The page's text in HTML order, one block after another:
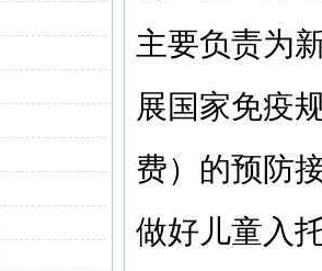
主要负责为
展国家免疫
费）的预防
做好儿童入